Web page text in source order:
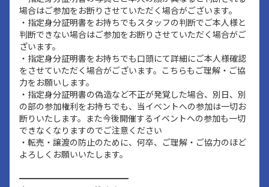
場合はご参加をお断りさせていただく場合がございます。
・指定身分証明書をお持ちでもスタッフの判断でご本人様と
判断できない場合はご参加をお断りさせていただく場合がご
ざいます。
・指定身分証明書をお持ちでも口頭にて詳細にご本人様確認
をさせていただく場合がございます。こちらもご理解・ご協
力をお願いします。
・指定身分証明書の偽造など不正が発覚した場合、別日、別
の部の参加権利をお持ちでも、当イベントへの参加は一切お
断りいたします。また今後開催するイベントへの参加も一切
できなくなりますのでご注意ください
・転売・譲渡の防止のために、何卒、ご理解・ご協力のほど
よろしくお願いいたします。
━━━━━━━━━━━━━